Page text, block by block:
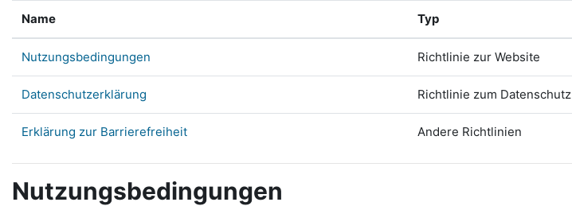
Name Typ
Nutzungsbedingungen Richtlinie zur Website
Datenschutzerklärung Richtlinie zum Datenschutz
Erklärung zur Barrierefreiheit Andere Richtlinien
Nutzungsbedingungen